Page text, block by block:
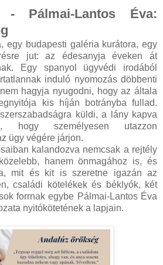
- Pálmai-Lantos Éva:
egy budapesti galéria kurátora, egy
jut: az édesanyja éveken át
Egy spanyol ügyvédi irodából
induló nyomozás döbbenti
hagyja nyugodni, hogy az általa
kis híján botrányba fullad.
küldi, a lány kapva
hogy személyesen utazzon
ügy végére járjon.
kalandozva nemcsak a rejtély
hanem önmagához is, és
mit és kit is szeretne igazán az
családi kötelékek és béklyók, két
forrnak egybe Pálmai-Lantos Éva
nyitókötetének a lapjain.